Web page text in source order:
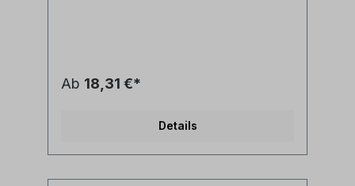
Steckertyp LC
Ab 18,31 €*
Details